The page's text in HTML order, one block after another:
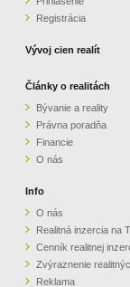
OBCHODNÉ PODMIENKY
KONTAKT
Registrácia
Vývoj cien realít
Články o realitách
Bývanie a reality
Právna poradňa
Financie
O nás
Info
O nás
Realitná inzercia na
Cenník realitnej
Zvýraznenie
Reklama